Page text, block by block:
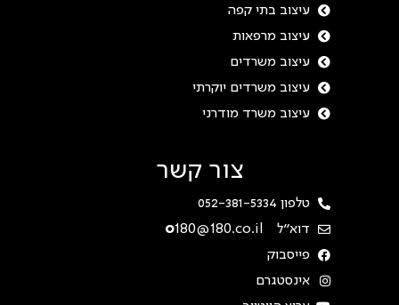
עיצוב בתי קפה
עיצוב מרפאות
עיצוב משרדים
עיצוב משרדים יוקרתי
עיצוב משרד מודרני
צור קשר
טלפון 052-381-5334
דוא"ל
o180@180.co.il
פייסבוק
אינסטגרם